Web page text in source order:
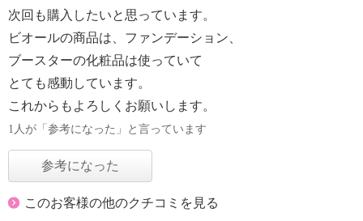
次回も購入したいと思っています。
ビオールの商品は、ファンデーション、
ブースターの化粧品は使っていて
とても感動しています。
これからもよろしくお願いします。
1人が「参考になった」と言っています
参考になった
このお客様の他のクチコミを見る